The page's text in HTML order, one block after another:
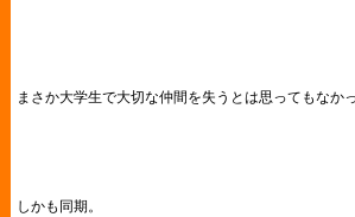
まさか大学生で大切な仲間を失うとは思ってもなかっ
しかも同期。